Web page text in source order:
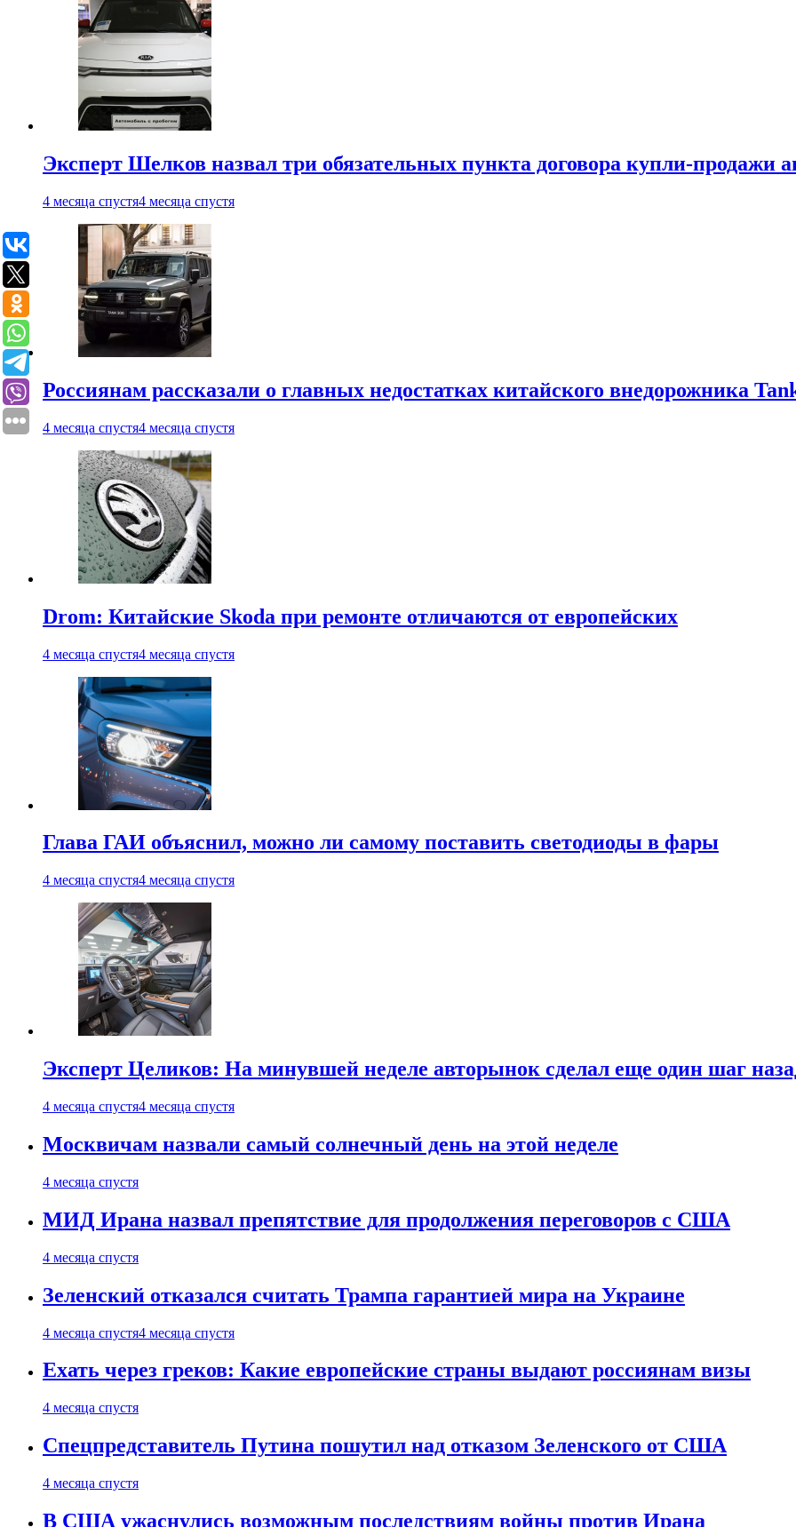
Эксперт Шелков назвал три обязательных пункта договора купли-продажи
4 месяца спустя4 месяца спустя
Россиянам рассказали о главных недостатках китайского внедорожника
4 месяца спустя4 месяца спустя
Drom: Китайские Skoda при ремонте отличаются от европейских
4 месяца спустя4 месяца спустя
Глава ГАИ объяснил, можно ли самому поставить светодиоды в фары
4 месяца спустя4 месяца спустя
Эксперт Целиков: На минувшей неделе авторынок сделал еще один шаг
4 месяца спустя4 месяца спустя
Москвичам назвали самый солнечный день на этой неделе
4 месяца спустя
МИД Ирана назвал препятствие для продолжения переговоров с США
4 месяца спустя
Зеленский отказался считать Трампа гарантией мира на Украине
4 месяца спустя4 месяца спустя
Ехать через греков: Какие европейские страны выдают россиянам визы
4 месяца спустя
Спецпредставитель Путина пошутил над отказом Зеленского от США
4 месяца спустя
В США ужаснулись возможным последствиям войны против Ирана